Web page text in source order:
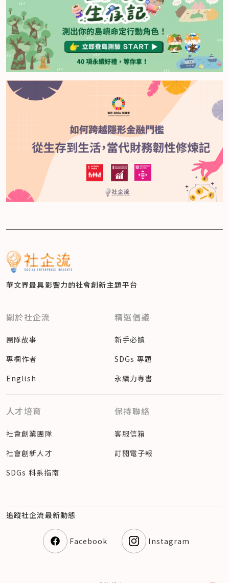
華文界最具影響力的社會創新主題平台
關於社企流
團隊故事
專欄作者
English
精選倡議
新手必讀
SDGs 專題
永續力專書
人才培育
社會創業團隊
社會創新人才
SDGs 科系指南
保持聯絡
客服信箱
訂閱電子報
追蹤社企流最新動態
Facebook Instagram